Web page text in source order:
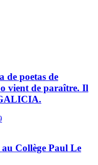
de poetas de
vient de paraître. Il
Collège Paul Le